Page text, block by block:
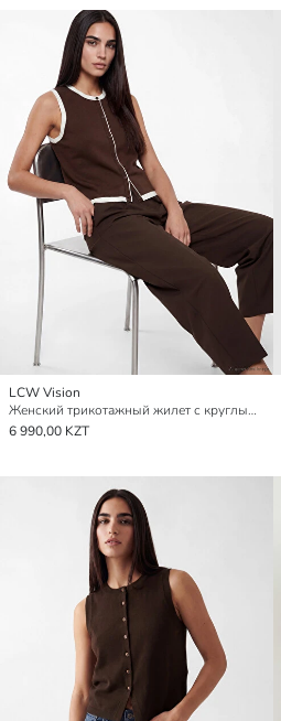
LCW Vision
Женский трикотажный жилет с круглым вырезом
6 990,00 KZT